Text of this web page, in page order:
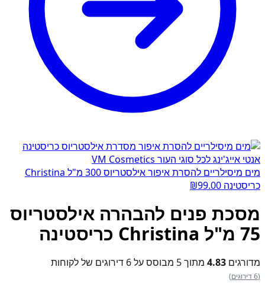
מים מיסילריים להסרת איפור אילסטריוס 300 מ"ל Christina
כריסטינה
₪99.00
מסכת פנים להבהרה אילסטריוס
75 מ"ל Christina כריסטינה
מדורגים 4.83 מתוך 5 מבוסס על 6 דירוגים של לקוחות
(6 דירוגים)